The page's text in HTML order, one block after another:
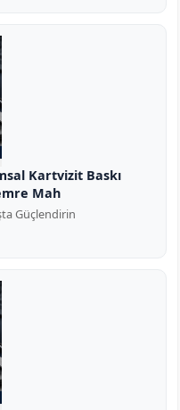
Kartvizit Baskı
Mah
Güçlendirin